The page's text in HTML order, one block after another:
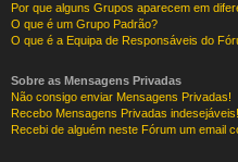
Por que alguns Grupos aparecem em
O que é um Grupo Padrão?
O que é a Equipa de Responsáveis do
Sobre as Mensagens Privadas
Não consigo enviar Mensagens Privadas!
Recebo Mensagens Privadas indesejáveis!
Recebi de alguém neste Fórum um email